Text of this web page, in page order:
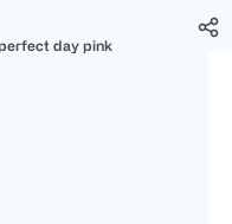
day pink